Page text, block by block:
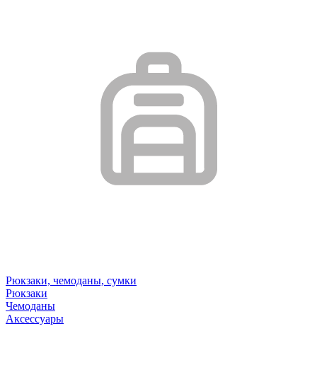
Рюкзаки, чемоданы, сумки
Рюкзаки
Чемоданы
Аксессуары